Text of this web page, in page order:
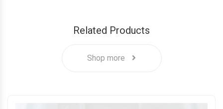
Related Products
Shop more